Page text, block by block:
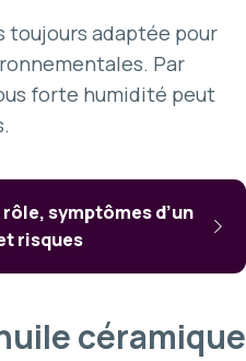
toujours adaptée pour
Par
forte humidité peut
symptômes d’un
risques
céramique